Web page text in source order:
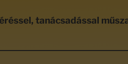
tanácsadással